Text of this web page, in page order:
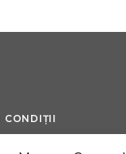
CONDIȚII